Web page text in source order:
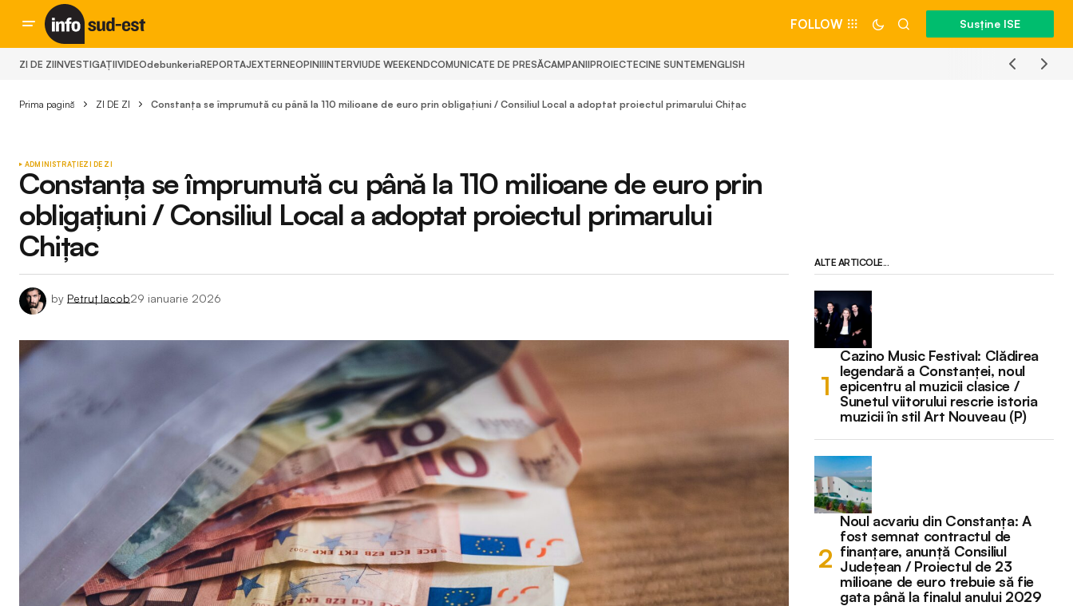
FOLLOW Susține ISE
ZI DE ZIINVESTIGAȚIIVIDEOdebunkeriaREPORTAJEXTERNEOPINIIINTERVIUDE WEEKENDCOMUNICATE DE PRESĂCAMPANIIPROIECTECINE SUNTEMENGLISH
Prima pagină ZI DE ZI Constanța se împrumută cu până la 110 milioane de euro prin obligațiuni / Consiliul Local a adoptat proiectul primarului Chițac
ADMINISTRAȚIEZI DE ZI
Constanța se împrumută cu până la 110 milioane de euro prin
obligațiuni / Consiliul Local a adoptat proiectul primarului
Chițac
by Petruț Iacob29 ianuarie 2026
ALTE ARTICOLE...
Cazino Music Festival: Clădirea
legendară a Constanței, noul
epicentru al muzicii clasice /
Sunetul viitorului rescrie istoria
muzicii în stil Art Nouveau (P)
Noul acvariu din Constanța: A
fost semnat contractul de
finanțare, anunță Consiliul
Județean / Proiectul de 23
milioane de euro trebuie să fie
gata până la finalul anului 2029